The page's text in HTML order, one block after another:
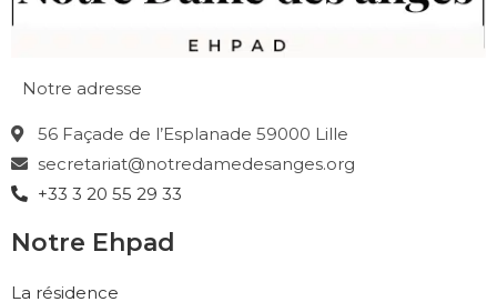
Notre adresse
56 Façade de l’Esplanade 59000 Lille
secretariat@notredamedesanges.org
+33 3 20 55 29 33
Notre Ehpad
La résidence